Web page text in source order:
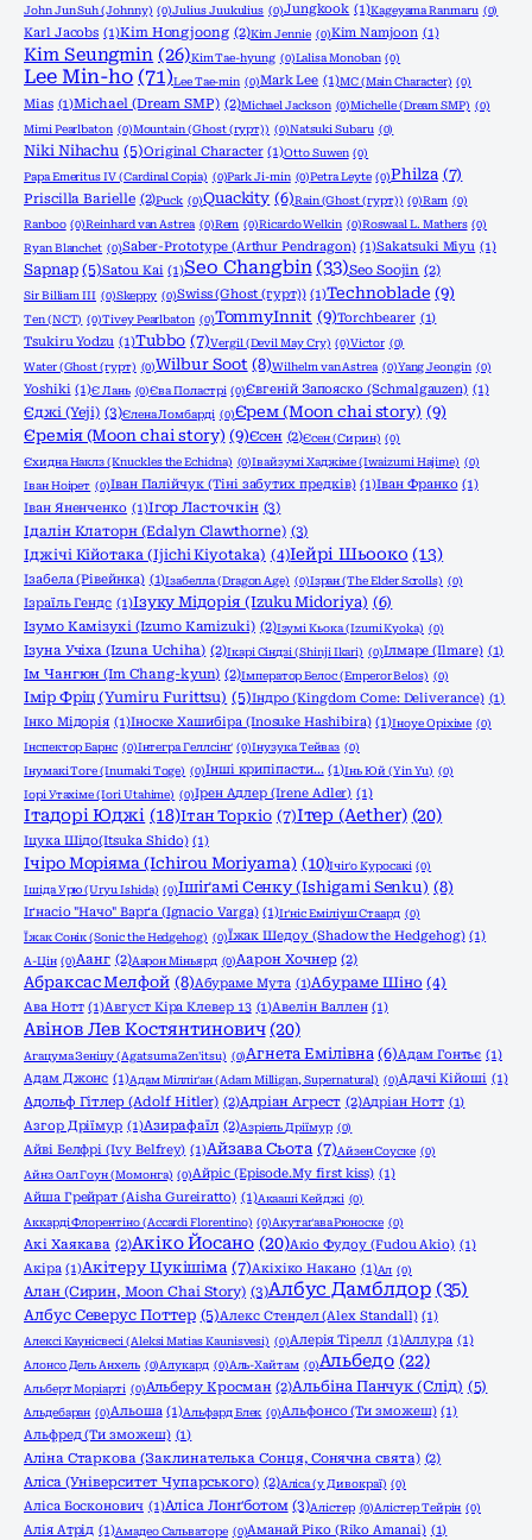
John Jun Suh (Johnny) (0)Julius Juukulius (0)Jungkook (1)Kageyama Ranmaru (0)
Karl Jacobs (1)Kim Hongjoong (2)Kim Jennie (0)Kim Namjoon (1)
Kim Seungmin (26)Kim Tae-hyung (0)Lalisa Monoban (0)
Lee Min-ho (71)Lee Tae-min (0)Mark Lee (1)MC (Main Character) (0)
Mias (1)Michael (Dream SMP) (2)Michael Jackson (0)Michelle (Dream SMP) (0)
Mimi Pearlbaton (0)Mountain (Ghost (гурт)) (0)Natsuki Subaru (0)
Niki Nihachu (5)Original Character (1)Otto Suwen (0)
Papa Emeritus IV (Cardinal Copia) (0)Park Ji-min (0)Petra Leyte (0)Philza (7)
Priscilla Barielle (2)Puck (0)Quackity (6)Rain (Ghost (гурт)) (0)Ram (0)
Ranboo (0)Reinhard van Astrea (0)Rem (0)Ricardo Welkin (0)Roswaal L. Mathers (0)
Ryan Blanchet (0)Saber-Prototype (Arthur Pendragon) (1)Sakatsuki Miyu (1)
Sapnap (5)Satou Kai (1)Seo Changbin (33)Seo Soojin (2)
Sir Billiam III (0)Skeppy (0)Swiss (Ghost (гурт)) (1)Technoblade (9)
Ten (NCT) (0)Tivey Pearlbaton (0)TommyInnit (9)Torchbearer (1)
Tsukiru Yodzu (1)Tubbo (7)Vergil (Devil May Cry) (0)Victor (0)
Water (Ghost (гурт) (0)Wilbur Soot (8)Wilhelm van Astrea (0)Yang Jeongin (0)
Yoshiki (1)Є Лань (0)Єва Поластрі (0)Євгеній Запояско (Schmalgauzen) (1)
Єджі (Yeji) (3)Єлена Ломбарді (0)Єрем (Moon chai story) (9)
Єремія (Moon chai story) (9)Єсен (2)Єсен (Сирин) (0)
Єхидна Наклз (Knuckles the Echidna) (0)Івайзумі Хаджіме (Iwaizumi Hajime) (0)
Іван Ноірет (0)Іван Палійчук (Тіні забутих предків) (1)Іван Франко (1)
Іван Яненченко (1)Ігор Ласточкін (3)
Ідалін Клаторн (Edalyn Clawthorne) (3)
Іджічі Кійотака (Ijichi Kiyotaka) (4)Іейрі Шьооко (13)
Ізабела (Рівейнка) (1)Ізабелла (Dragon Age) (0)Ізран (The Elder Scrolls) (0)
Ізраїль Гендс (1)Ізуку Мідорія (Izuku Midoriya) (6)
Ізумо Камізукі (Izumo Kamizuki) (2)Ізумі Кьока (Izumi Kyoka) (0)
Ізуна Учіха (Izuna Uchiha) (2)Ікарі Сіндзі (Shinji Ikari) (0)Ілмаре (Ilmare) (1)
Ім Чангюн (Im Chang-kyun) (2)Імператор Белос (Emperor Belos) (0)
Імір Фріц (Yumiru Furittsu) (5)Індро (Kingdom Come: Deliverance) (1)
Інко Мідорія (1)Іноске Хашибіра (Inosuke Hashibira) (1)Іноуе Оріхіме (0)
Інспектор Барнс (0)Інтегра Геллсінґ (0)Інузука Тейваз (0)
Інумакі Тоге (Inumaki Toge) (0)Інші крипіпасти... (1)Інь Юй (Yin Yu) (0)
Іорі Утахіме (Iori Utahime) (0)Ірен Адлер (Irene Adler) (1)
Ітадорі Юджі (18)Ітан Торкіо (7)Ітер (Aether) (20)
Іцука Шідо(Itsuka Shido) (1)
Ічіро Моріяма (Ichirou Moriyama) (10)Ічіґо Куросакі (0)
Ішіда Урю (Uryu Ishida) (0)Ішіґамі Сенку (Ishigami Senku) (8)
Іґнасіо "Начо" Варґа (Ignacio Varga) (1)Іґніс Еміліуш Стаард (0)
Їжак Сонік (Sonic the Hedgehog) (0)Їжак Шедоу (Shadow the Hedgehog) (1)
А-Цін (0)Аанг (2)Аарон Міньярд (0)Аарон Хочнер (2)
Абраксас Мелфой (8)Абураме Мута (1)Абураме Шіно (4)
Ава Нотт (1)Август Кіра Клевер 13 (1)Авелін Валлен (1)
Авінов Лев Костянтинович (20)
Агацума Зеніцу (Agatsuma Zen'itsu) (0)Агнета Емілівна (6)Адам Гонтьє (1)
Адам Джонс (1)Адам Мілліґан (Adam Milligan, Supernatural) (0)Адачі Кійоші (1)
Адольф Гітлер (Adolf Hitler) (2)Адріан Агрест (2)Адріан Нотт (1)
Азгор Дріїмур (1)Азирафаїл (2)Азріель Дріїмур (0)
Айві Белфрі (Ivy Belfrey) (1)Айзава Сьота (7)Айзен Соуске (0)
Айнз Оал Гоун (Момонга) (0)Айріс (Episode.My first kiss) (1)
Айша Грейрат (Aisha Gureiratto) (1)Акааші Кейджі (0)
Аккарді Флорентіно (Accardi Florentino) (0)Акутаґава Рюноске (0)
Акі Хаякава (2)Акіко Йосано (20)Акіо Фудоу (Fudou Akio) (1)
Акіра (1)Акітеру Цукішіма (7)Акіхіко Накано (1)Ал (0)
Алан (Сирин, Moon Chai Story) (3)Албус Дамблдор (35)
Албус Северус Поттер (5)Алекс Стендел (Alex Standall) (1)
Алексі Каунісвесі (Aleksi Matias Kaunisvesi) (0)Алерія Тірелл (1)Аллура (1)
Алонсо Дель Анхель (0)Алукард (0)Аль-Хайтам (0)Альбедо (22)
Альберт Моріарті (0)Альберу Кросман (2)Альбіна Панчук (Слід) (5)
Альдебаран (0)Альоша (1)Альфард Блек (0)Альфонсо (Ти зможеш) (1)
Альфред (Ти зможеш) (1)
Аліна Старкова (Заклинателька Сонця, Сонячна свята) (2)
Аліса (Університет Чупарського) (2)Аліса (у Дивокраї) (0)
Аліса Босконович (1)Аліса Лонґботом (3)Алістер (0)Алістер Тейрін (0)
Алія Атрід (1)Амадео Сальваторе (0)Аманай Ріко (Riko Amanai) (1)